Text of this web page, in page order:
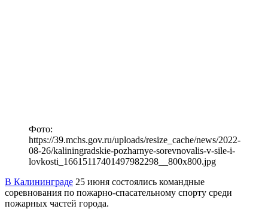
Фото:
https://39.mchs.gov.ru/uploads/resize_cache/news/2022-
08-26/kaliningradskie-pozharnye-sorevnovalis-v-sile-i-
lovkosti_16615117401497982298__800x800.jpg
В Калининграде 25 июня состоялись командные
соревнования по пожарно-спасательному спорту среди
пожарных частей города.